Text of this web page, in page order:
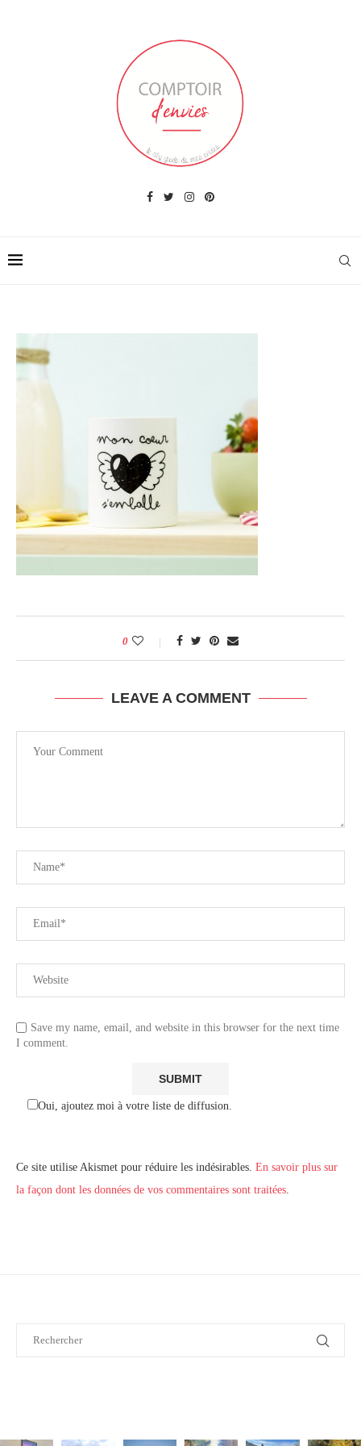
0
LEAVE A COMMENT
Save my name, email, and website in this browser for the next time
I comment.
Oui, ajoutez moi à votre liste de diffusion.
Ce site utilise Akismet pour réduire les indésirables. En savoir plus sur
la façon dont les données de vos commentaires sont traitées.